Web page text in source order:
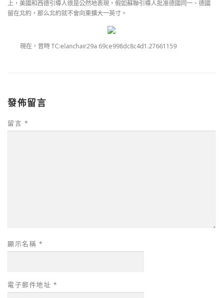
上，美國和西德引導人很是公然地表現，假如蘇聯引導人批准德國同一、德國
留在北約，那么北約就不會向東擴大一英寸。
現在，昔時 TC:elanchair29a 69ce998dc8c4d1.27661159
發佈留言
留言 *
顯示名稱 *
電子郵件地址 *